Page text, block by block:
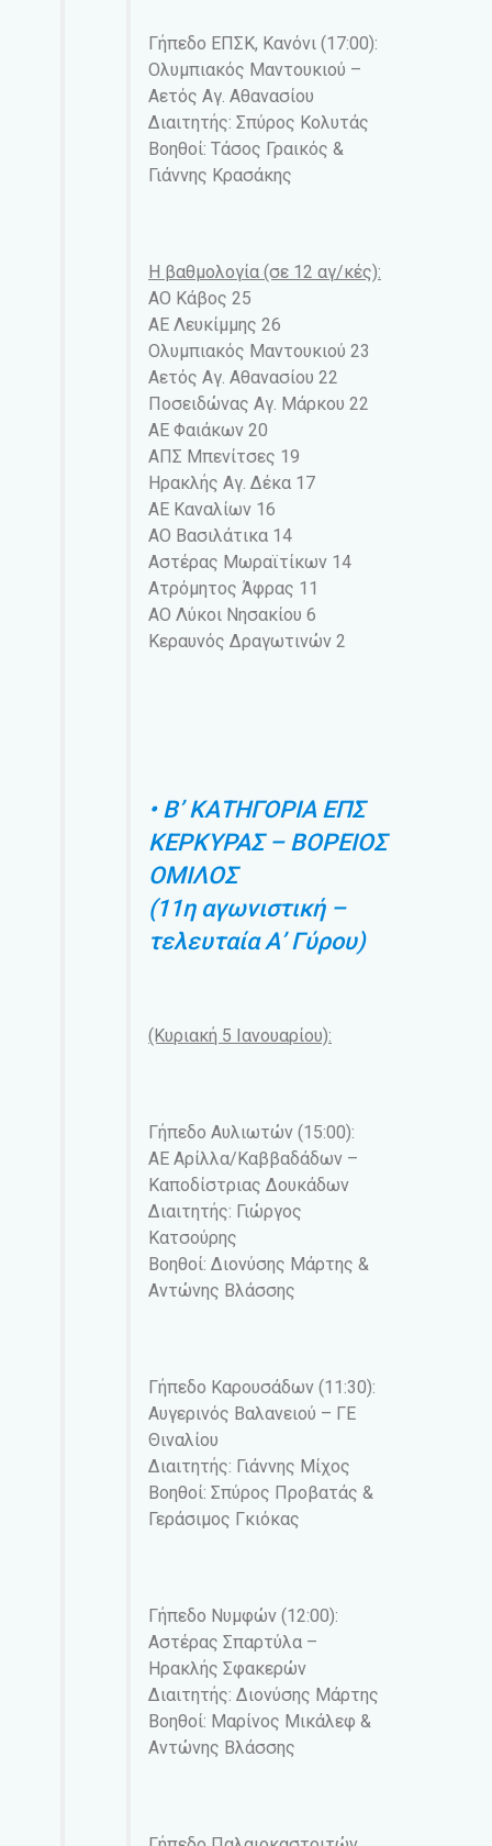
Γήπεδο ΕΠΣΚ, Κανόνι (17:00):
Ολυμπιακός Μαντουκιού –
Αετός Αγ. Αθανασίου
Διαιτητής: Σπύρος Κολυτάς
Βοηθοί: Τάσος Γραικός &
Γιάννης Κρασάκης
Η βαθμολογία (σε 12 αγ/κές):
ΑΟ Κάβος 25
ΑΕ Λευκίμμης 26
Ολυμπιακός Μαντουκιού 23
Αετός Αγ. Αθανασίου 22
Ποσειδώνας Αγ. Μάρκου 22
ΑΕ Φαιάκων 20
ΑΠΣ Μπενίτσες 19
Ηρακλής Αγ. Δέκα 17
ΑΕ Καναλίων 16
ΑΟ Βασιλάτικα 14
Αστέρας Μωραϊτίκων 14
Ατρόμητος Άφρας 11
ΑΟ Λύκοι Νησακίου 6
Κεραυνός Δραγωτινών 2
• Β’ ΚΑΤΗΓΟΡΙΑ ΕΠΣ
ΚΕΡΚΥΡΑΣ – ΒΟΡΕΙΟΣ
ΟΜΙΛΟΣ
(11η αγωνιστική –
τελευταία Α’ Γύρου)
(Κυριακή 5 Ιανουαρίου):
Γήπεδο Αυλιωτών (15:00):
ΑΕ Αρίλλα/Καββαδάδων –
Καποδίστριας Δουκάδων
Διαιτητής: Γιώργος
Κατσούρης
Βοηθοί: Διονύσης Μάρτης &
Αντώνης Βλάσσης
Γήπεδο Καρουσάδων (11:30):
Αυγερινός Βαλανειού – ΓΕ
Θιναλίου
Διαιτητής: Γιάννης Μίχος
Βοηθοί: Σπύρος Προβατάς &
Γεράσιμος Γκιόκας
Γήπεδο Νυμφών (12:00):
Αστέρας Σπαρτύλα –
Ηρακλής Σφακερών
Διαιτητής: Διονύσης Μάρτης
Βοηθοί: Μαρίνος Μικάλεφ &
Αντώνης Βλάσσης